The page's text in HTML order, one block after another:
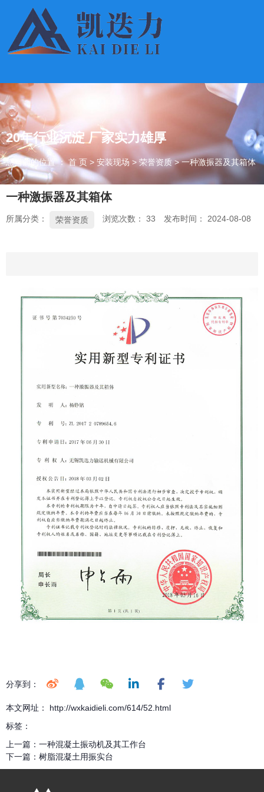
20年行业沉淀 厂家实力雄厚
您当前的位置 ： 首 页 > 安装现场 >荣誉资质 >一种激振器及其箱体
一种激振器及其箱体
所属分类： 荣誉资质 浏览次数： 33 发布时间： 2024-08-08
分享到：
本文网址： http://wxkaidieli.com/614/52.html
标签：
上一篇： 一种混凝土振动机及其工作台
下一篇： 树脂混凝土用振实台